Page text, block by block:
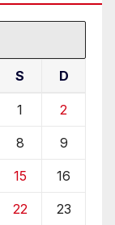
S D
1 2
8 9
15 16
22 23